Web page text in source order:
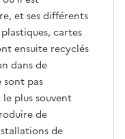
et ses différents
cartes
ensuite recyclés
dans de
sont pas
plus souvent
de
de